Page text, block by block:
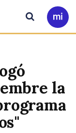
Ir
a
Buscar
la